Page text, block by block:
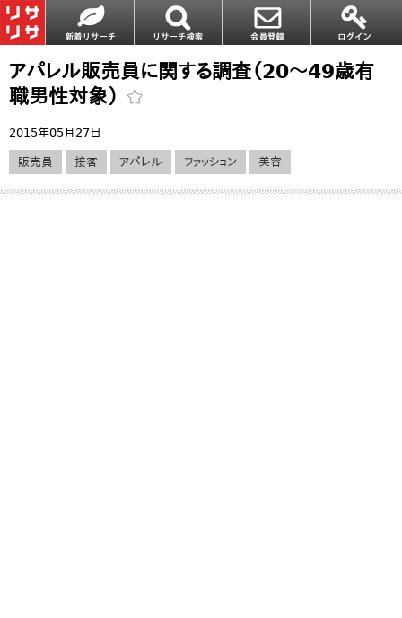
アパレル販売員に関する調査（20～49歳有
職男性対象）
2015年05月27日
販売員 接客 アパレル ファッション 美容